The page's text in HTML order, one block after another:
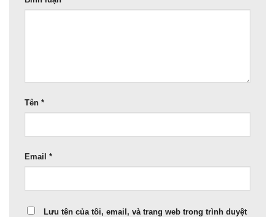
Tên *
Email *
Lưu tên của tôi, email, và trang web trong trình duyệt